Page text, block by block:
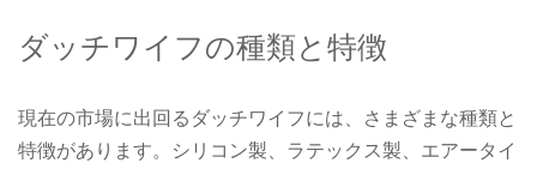
ダッチワイフの種類と特徴
現在の市場に出回るダッチワイフには、さまざまな種類と
特徴があります。シリコン製、ラテックス製、エアータイ